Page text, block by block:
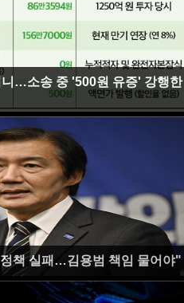
…소송 중 '500원 유증' 강행한
책 실패…김용범 책임 물어야"